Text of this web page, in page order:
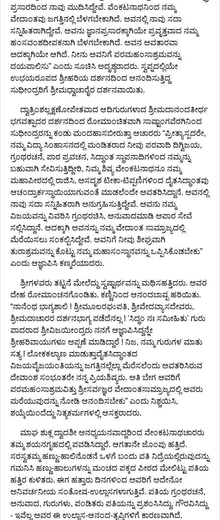
ಪ್ರಸಾರದಿಂದ ನಾವು ಮುದಿಸಿದ್ದೇವೆ. ವೆಂಕಟನಾಥನಿಂದ ನಮ್ಮ
ವೇದಾಂತವು ಜಗತ್ತಿನಲ್ಲಿ ಬೆಳಗಬೇಕಾಗಿದೆ. ಅವನಲ್ಲಿ ನಾವು ಸದಾ
ಸನ್ನಿಹಿತರಾಗಿದ್ದೇವೆ. ಅವನು ಜ್ಞಾನಪ್ರಸಾರಕ್ಕಾಗಿಯೇ ಪ್ರವೃತ್ತವಾದ ನಮ್ಮ
ಹಂಸವಂಶದೀಪಕನಾಗಿ ಬೆಳಗಬೇಕಾಗಿದೆ. ಅವನ ಅವತಾರವಾ
ಅದಕ್ಕಾಗಿಯೇ ಆಗಿದೆ. ನೀನು ಅವನಿಗೆ ಪರಮಹಂಸಾಶ್ರಮವನ್ನು
ದಯಪಾಲಿಸು” ಎಂದು ಸೂಚಿಸಿ ಅದೃಶ್ಯರಾದರು. ಸ್ವಪ್ನದಲ್ಲಿಯೇ
ಉಭಯರೂಪದ ಶ್ರೀಹರಿಯ ದರ್ಶನದಿಂದ ಆನಂದಿಸುತ್ತಿದ್ದ
ಸುಧೀಂದ್ರರಿಗೆ ಶ್ರೀಮಧ್ವಾಚಾರೈರ ದರ್ಶನವಾಯಿತು.
ದ್ವಾತ್ರಿಂಶಲ್ಲಕ್ಷಣೋಪೇತವಾದ ಆದಿಗುರುಗಳಾದ ಶ್ರೀಮದಾನಂದತೀರ್ಥ
ಭಗವತ್ಪಾದರ ದರ್ಶನದಿಂದ ರೋಮಾಂಚಿತವಾಗಿ ಸಾಷ್ಟಾಂಗವೆರಗಿನಿಂದ
ಸುಧೀಂದ್ರರನ್ನು ಕಂಡು ಮಂದಹಾಸಬೀರುತ್ತಾ ಆಚಾರರು “ಪ್ರೀತ್ಯಾಸ್ಪದರೇ,
ನಮ್ಮ ವಿದ್ಯಾ ಸಿಂಹಾಸನದಲ್ಲಿ ಮಂಡಿತರಾದ ನೀವು ಪರವಾದಿ ದಿಗ್ವಿಜಯ,
ಗ್ರಂಥರಚನೆ, ಪಾಠ ಪ್ರವಚನ, ಸಿದ್ಧಾಂತ ಸ್ಥಾಪನಾದಿಗಳಿಂದ ನಮ್ಮನ್ನು
ಬಹುವಾಗಿ ಸೇವಿಸುತ್ತಿದ್ದೀರಿ, ನಿಮ್ಮ ಶಿಷ್ಯ ವೇಂಕಟನಾಥನೂ ನಮ್ಮ
ಮಹಾಪೀಠದಲ್ಲಿ ರಾಜಿಸಿ, ಅಸದೃಶ ಟೀಕಾ-ಟಿಪ್ಪಣಿಗಳಿಂದ ದೈತಸಿದ್ಧಾಂತವು
ಆಚಂದ್ರಾರ್ಕಸ್ಥಾಯಿಯಾಗುವಂತೆ ಮಾಡಲೆಂದೇ ಅವತರಿಸಿದ್ದಾನೆ. ಅವನಲ್ಲಿ
ನಾವು ಸದಾ ಸನ್ನಿಹಿತರಾಗಿ ಅನುಗ್ರಹಿಸುತ್ತಿದ್ದೇವೆ. ಅವನು ನಮ್ಮ
ವಿಜಯವನ್ನು ವಿವರಿಸಿ ಗ್ರಂಥರಚಿಸಿ, ಅನುವಾದಮಾಡಿ ಅಪಾರ ಸೇವೆ
ಸಲ್ಲಿಸಿದ್ದಾನೆ. ಅದಕ್ಕಾಗಿ ಅವನನ್ನು ನಮ್ಮ ವೇದಾಂತ ಸಾಮ್ರಾಜ್ಯದಲ್ಲಿ
ಮೆರೆಯಿಸಲು ಸಂಕಲ್ಪಿಸಿದ್ದೇವೆ. ಅವನಿಗೆ ನೀವು ಶೀಘ್ರವಾಗಿ
ತುರಾಶ್ರಮವನ್ನು ಕೊಟ್ಟು ನಮ್ಮ ಮಹಾಸಂಸ್ಥಾನವನ್ನು ಒಪ್ಪಿಸಿಕೊಡಬೇಕು”
ಎಂದು ಆಜ್ಞಾಪಿಸಿ ಕಣ್ಮರೆಯಾದರು.
ಶ್ರೀಗಳವರು ತಟ್ಟನೆ ಮೇಲೆದ್ದು ಸ್ವಷ್ಟಾರ್ಥವನ್ನು ಮಥಿಸಹತ್ತಿದರು. ಅವರ
ದೇಹ ರೋಮಾಂಚನಗೊಂಡಿತು. ಕಣ್ಣಿನಿಂದ ಆನಂದಬಾಷ್ಪ ಹರಿಯಿತು.
“ನಾನೆಂಥ ಭಾಗ್ಯಶಾಲಿ ! ಶ್ರೀಮೂಲರಘುಪತಿ, ಶ್ರೀವೇದವ್ಯಾಸದೇವರು,
ಶ್ರೀಮದಾಚಾರರ ದರ್ಶನಭಾಗ್ಯ ಪಡೆದೆನಲ್ಲ ! 'ಸಿದ್ಧಂ ನಃ ಸಮೀಹಿತು' ಗುರು
ಪಾದರಾದ ಶ್ರೀವಿಜಯೀಂದ್ರರು ನನಗೆ ಆಜ್ಞಾಪಿಸಿದ್ದನ್ನೇ
ಶ್ರೀಹರಿವಾಯುಗಳೂ ಅಪ್ಪಣೆ ಮಾಡಿದ್ದಾರೆ ! ನಿಜ, ನಮ್ಮ ಗುರುಗಳ ಮಾತು
ಸತ್ಯ ! ಲೋಕಕಲ್ಯಾಣ ಮಾಡುತ್ತಾದೈತಸಿದ್ಧಾಂತದ
ವಿಜಯವೈಜಯಂತಿಯನ್ನು ಜಗತ್ತಿನಲ್ಲೆಲ್ಲಾ ಮೆರೆಸಲೆಂದು ಅವತರಿಸಿರುವ
ದೇವಾಂಶ ಸಂಭೂತರೇ ನನ್ನ ಪ್ರಿಯಶಿಷ್ಯರು. ಅತಿ ಬೇಗ ಅವರಿಗೆ
ಪರಮಹಂಸಾಶ್ರಮವಿತ್ತು ಶ್ರೀಸರ್ವಜ್ಞರ ವೇದಾಂತಸಾಮ್ರಾಜ್ಯದಲ್ಲಿ ಅವರು
ಮರೆಯುವುದನ್ನು ನೋಡಿ ಆನಂದಿಸಬೇಕು” ಎಂದು ನಿಶ್ಚಯಿಸಿ,
ಶಯ್ಕೆಯಿಂದೆದ್ದು ನಿತ್ಯಕರ್ಮಗಳಲ್ಲಿ ಆಸಕ್ತರಾದರು.
ಮಾಘ ಶುಕ್ಲ ದ್ವಾದಶೀ ಅನಧ್ಯಯನವಾದ್ದರಿಂದ ವೇಂಕಟನಾಥಚಾರರು
ತಮ್ಮ ಶಯನಗೃಹದಲ್ಲಿ ಪವಡಿಸಿದ್ದಾರೆ. ಆಗತಾನೇ ಜೊಂಪು ಹತ್ತಿದೆ.
ಸರಸ್ವತಮ್ಮ ಹಣ್ಣು-ಹಾಲಿನೊಡನೆ ಒಳಗೆ ಬಂದು ಪತಿ ನಿದ್ರೆಯಲ್ಲಿರುವುದನ್ನು
ಗಮನಿಸಿ ಹಣ್ಣು-ಹಾಲುಗಳನ್ನು ಮಂಚದ ಪಕ್ಕದ ಪೀಠದ ಮೇಲಿಟ್ಟು ಪತಿಯ
ಹತ್ತಿರ ಕುಳಿತರು. ಈಗ ಹತ್ತಾರು ದಿನಗಳಿಂದ ಅವರಿಗೆ ಅದೇನೋ
ಅನಿವರ್ಚನೀಯ ಸಂತೋಷ-ಉಲ್ಲಾಸಗಳಾಗುತ್ತಿವೆ. ಪತಿಯ ಗ್ರಂಥರಚನೆ,
ಅನುವಾದ, ಗುರುಗಳು, ಪಂಡಿತರು ಪತಿಯನ್ನು ಪ್ರಶಂಸಿಸಿದ್ದು, ಗೌರವಿಸಿದ್ದು
- ಇವೆಲ್ಲ ಅವರ ಈ ಉಲ್ಲಾಸ-ಆನಂದ-ತೃಪ್ತಿಗಳಿಗೆ ಕಾರಣವಾಗಿದೆ.